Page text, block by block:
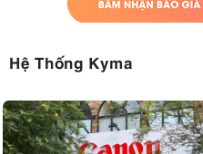
Canon đã tích hợp một
dừng quay trở nên thuận
gắn máy ảnh lên tripod
dọc. Cần gạt zoom điện
Hệ Thống Kyma